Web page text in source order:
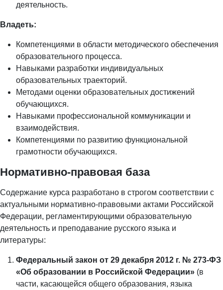
деятельность.
Владеть:
Компетенциями в области методического обеспечения
образовательного процесса.
Навыками разработки индивидуальных
образовательных траекторий.
Методами оценки образовательных достижений
обучающихся.
Навыками профессиональной коммуникации и
взаимодействия.
Компетенциями по развитию функциональной
грамотности обучающихся.
Нормативно-правовая база
Содержание курса разработано в строгом соответствии с
актуальными нормативно-правовыми актами Российской
Федерации, регламентирующими образовательную
деятельность и преподавание русского языка и
литературы:
Федеральный закон от 29 декабря 2012 г. № 273-ФЗ
«Об образовании в Российской Федерации» (в
части, касающейся общего образования, языка